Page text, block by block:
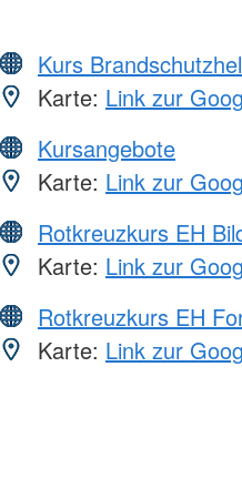
Kurs
Karte: Link zur
Kursangebote
Karte: Link zur
Rotkreuzkurs EH
Karte: Link zur
Rotkreuzkurs EH
Karte: Link zur